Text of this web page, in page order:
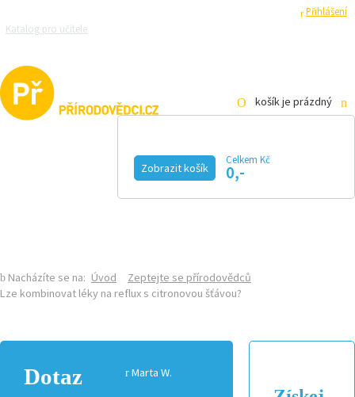
Přihlášení
Katalog pro učitele
košík je prázdný
Zobrazit košík
Celkem Kč
0,-
Nacházíte se na: Úvod
Zeptejte se přírodovědců
Lze kombinovat léky na reflux s citronovou šťávou?
Marta W.
Dotaz